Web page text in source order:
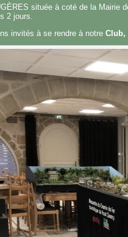
située à coté de la
2 jours.
invités à se rendre à notreClub,